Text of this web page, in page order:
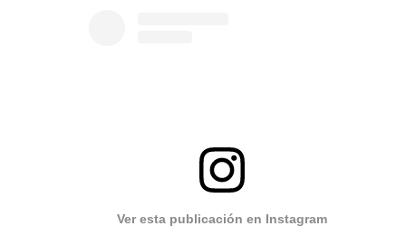
Ver esta publicación en Instagram